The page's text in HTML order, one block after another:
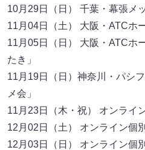
10月29日（日） 千葉・幕張メ
11月04日（土） 大阪・ATCホ
11月05日（日） 大阪・ATCホ
たき」
11月19日（日）神奈川・パシ
メ会」
11月23日（木・祝） オンライ
12月02日（土） オンライン個
12月03日（日） オンライン個